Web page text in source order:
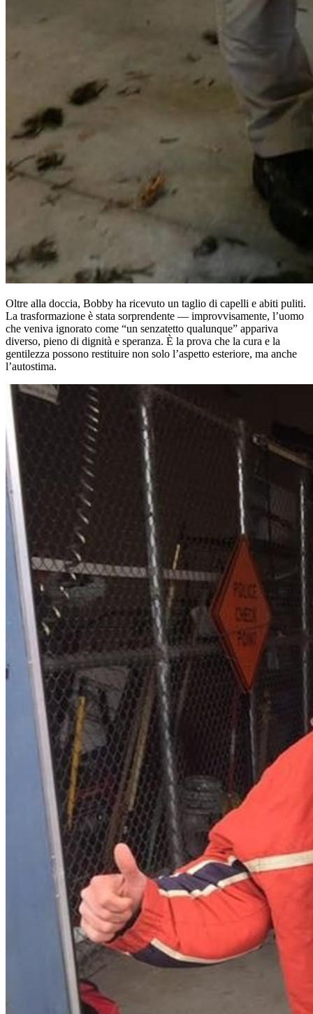
Oltre alla doccia, Bobby ha ricevuto un taglio di capelli e abiti puliti.
La trasformazione è stata sorprendente — improvvisamente, l’uomo
che veniva ignorato come “un senzatetto qualunque” appariva
diverso, pieno di dignità e speranza. È la prova che la cura e la
gentilezza possono restituire non solo l’aspetto esteriore, ma anche
l’autostima.